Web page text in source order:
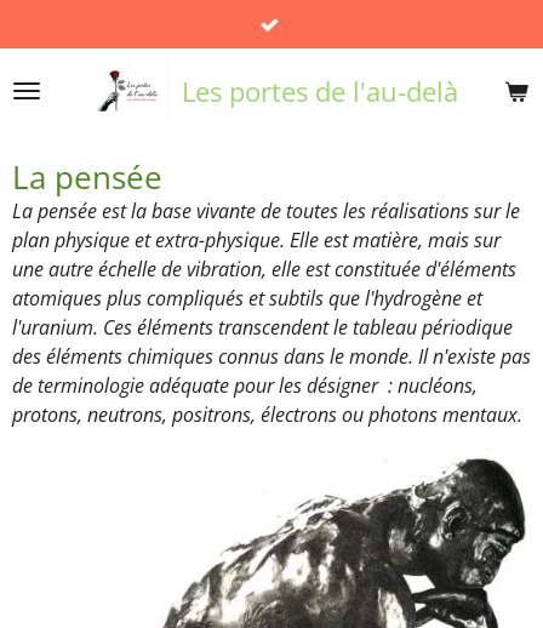
au
contenu
Les portes de l'au-delà
La pensée
La pensée est la base vivante de toutes les réalisations sur le
plan physique et extra-physique. Elle est matière, mais sur
une autre échelle de vibration, elle est constituée d'éléments
atomiques plus compliqués et subtils que l'hydrogène et
l'uranium. Ces éléments transcendent le tableau périodique
des éléments chimiques connus dans le monde. Il n'existe pas
de terminologie adéquate pour les désigner : nucléons,
protons, neutrons, positrons, électrons ou photons mentaux.